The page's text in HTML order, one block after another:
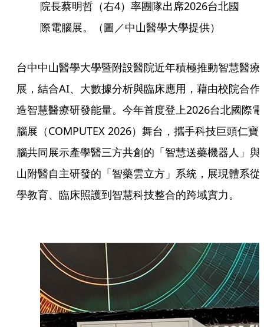
院長蔡明哲（右4）率團隊出席2026台北國
際電腦展。（圖／中山醫學大學提供）
台中中山醫學大學暨附設醫院近年積極推動智慧醫療
展，結合AI、大數據分析與臨床應用，藉由校院合作
造智慧醫療研發能量。今年首度登上2026台北國際電
腦展（COMPUTEX 2026）舞台，攜手科技巨頭仁寶
腦共同展示產學醫三方共創的「智慧送藥機器人」與
山附醫自主研發的「智藥雲立方」系統，展現體系從
學教育、臨床照護到智慧科技整合的跨域實力。